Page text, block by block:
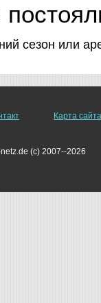
сезон или
Карта сайта
(c) 2007--2026